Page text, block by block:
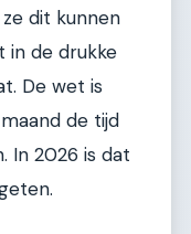
dit kunnen
in de drukke
De wet is
de tijd
In 2026 is dat